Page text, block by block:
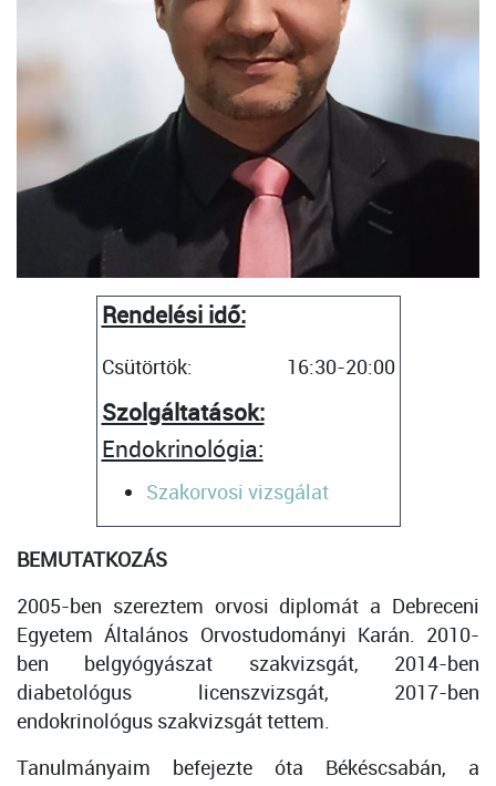
Rendelési idő:
Csütörtök: 16:30-20:00
Szolgáltatások:
Endokrinológia:
Szakorvosi vizsgálat
BEMUTATKOZÁS
2005-ben szereztem orvosi diplomát a Debreceni
Egyetem Általános Orvostudományi Karán. 2010-
ben belgyógyászat szakvizsgát, 2014-ben
diabetológus licenszvizsgát, 2017-ben
endokrinológus szakvizsgát tettem.
Tanulmányaim befejezte óta Békéscsabán, a